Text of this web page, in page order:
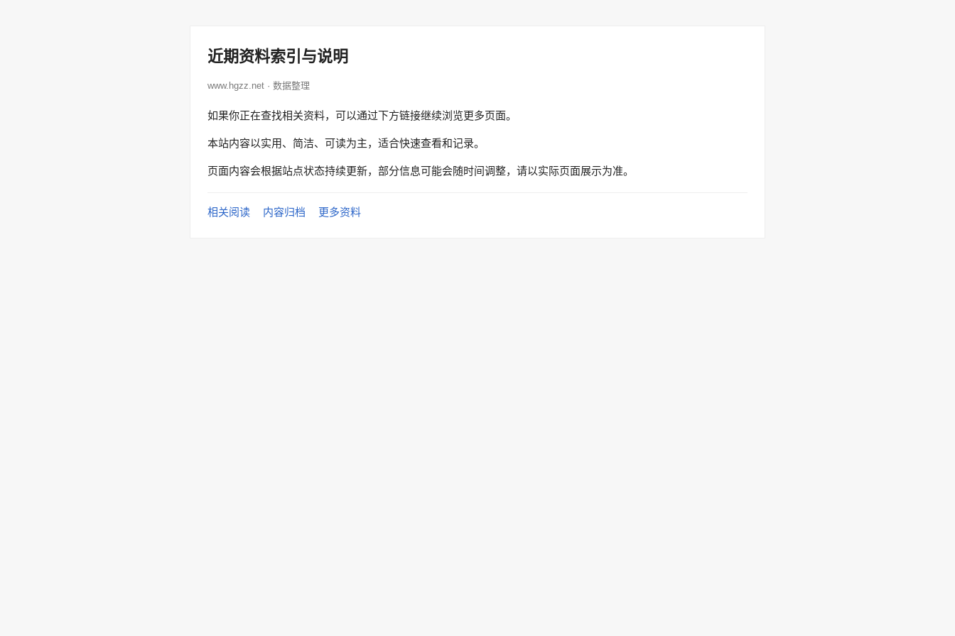
近期资料索引与说明
www.hgzz.net · 数据整理
如果你正在查找相关资料，可以通过下方链接继续浏览更多页面。
本站内容以实用、简洁、可读为主，适合快速查看和记录。
页面内容会根据站点状态持续更新，部分信息可能会随时间调整，请以实际页面展示为准。
相关阅读 内容归档 更多资料